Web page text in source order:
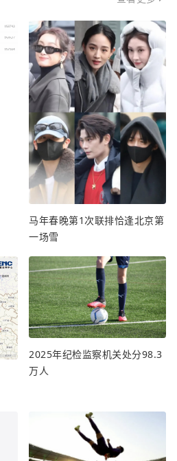
马年春晚第1次联排恰逢北京第
一场雪
2025年纪检监察机关处分98.3
万人